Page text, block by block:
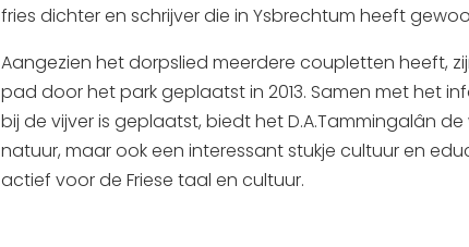
fries dichter en schrijver die in Ysbrechtum heeft
Aangezien het dorpslied meerdere coupletten heeft,
pad door het park geplaatst in 2013. Samen met het
bij de vijver is geplaatst, biedt het D.A.Tammingalân
natuur, maar ook een interessant stukje cultuur en
actief voor de Friese taal en cultuur.